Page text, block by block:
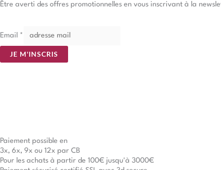
Être averti des offres promotionnelles en vous inscrivant à la
Email *
JE M'INSCRIS
Paiement possible en
3x, 6x, 9x ou 12x par CB
Pour les achats à partir de 100€ jusqu'à 3000€